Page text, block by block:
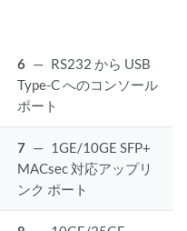
6 — RS232 から USB
Type-C へのコンソール
ポート
7 — 1GE/10GE SFP+
MACsec 対応アップリ
ンク ポート